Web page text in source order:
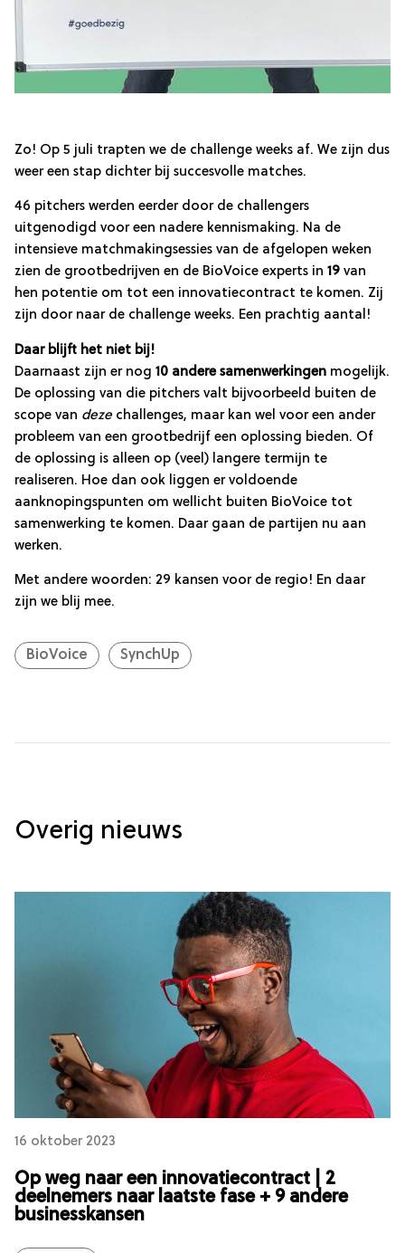
Zo! Op 5 juli trapten we de challenge weeks af. We zijn dus
weer een stap dichter bij succesvolle matches.
46 pitchers werden eerder door de challengers
uitgenodigd voor een nadere kennismaking. Na de
intensieve matchmakingsessies van de afgelopen weken
zien de grootbedrijven en de BioVoice experts in 19 van
hen potentie om tot een innovatiecontract te komen. Zij
zijn door naar de challenge weeks. Een prachtig aantal!
Daar blijft het niet bij!
Daarnaast zijn er nog 10 andere samenwerkingen mogelijk.
De oplossing van die pitchers valt bijvoorbeeld buiten de
scope van deze challenges, maar kan wel voor een ander
probleem van een grootbedrijf een oplossing bieden. Of
de oplossing is alleen op (veel) langere termijn te
realiseren. Hoe dan ook liggen er voldoende
aanknopingspunten om wellicht buiten BioVoice tot
samenwerking te komen. Daar gaan de partijen nu aan
werken.
Met andere woorden: 29 kansen voor de regio! En daar
zijn we blij mee.
BioVoice SynchUp
Overig nieuws
16 oktober 2023
Op weg naar een innovatiecontract | 2
deelnemers naar laatste fase + 9 andere
businesskansen